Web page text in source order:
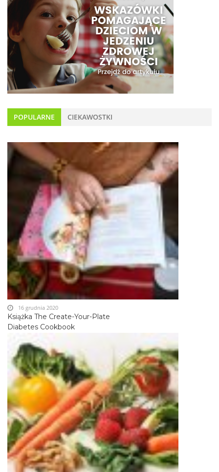
POPULARNE CIEKAWOSTKI
Książka The Create-Your-Plate
Diabetes Cookbook
16 grudnia 2020